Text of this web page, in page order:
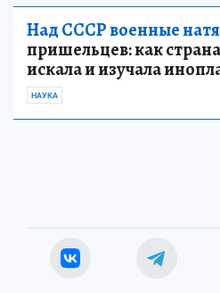
Над СССР военные
пришельцев: как
искала и изучала
НАУКА